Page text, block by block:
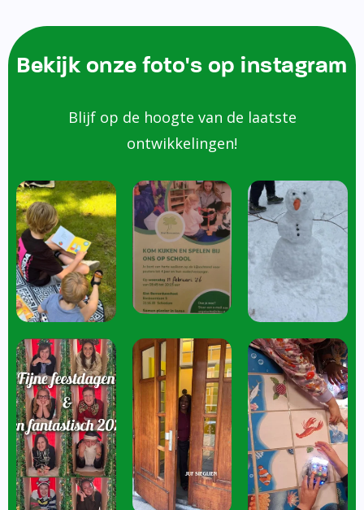
Bekijk onze foto's op instagram
Blijf op de hoogte van de laatste
ontwikkelingen!